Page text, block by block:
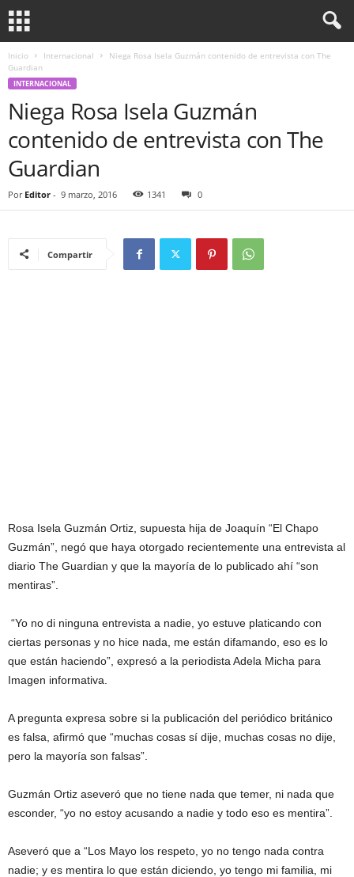
Inicio Internacional
Niega Rosa Isela Guzmán contenido de entrevista con The
Guardian
INTERNACIONAL
Niega Rosa Isela Guzmán
contenido de entrevista con The
Guardian
Por Editor - 9 marzo, 2016 1341 0
Compartir
Rosa Isela Guzmán Ortiz, supuesta hija de Joaquín “El Chapo
Guzmán”, negó que haya otorgado recientemente una entrevista al
diario The Guardian y que la mayoría de lo publicado ahí “son
mentiras”.
“Yo no di ninguna entrevista a nadie, yo estuve platicando con
ciertas personas y no hice nada, me están difamando, eso es lo
que están haciendo”, expresó a la periodista Adela Micha para
Imagen informativa.
A pregunta expresa sobre si la publicación del periódico británico
es falsa, afirmó que “muchas cosas sí dije, muchas cosas no dije,
pero la mayoría son falsas”.
Guzmán Ortiz aseveró que no tiene nada que temer, ni nada que
esconder, “yo no estoy acusando a nadie y todo eso es mentira”.
Aseveró que a “Los Mayo los respeto, yo no tengo nada contra
nadie; y es mentira lo que están diciendo, yo tengo mi familia, mi